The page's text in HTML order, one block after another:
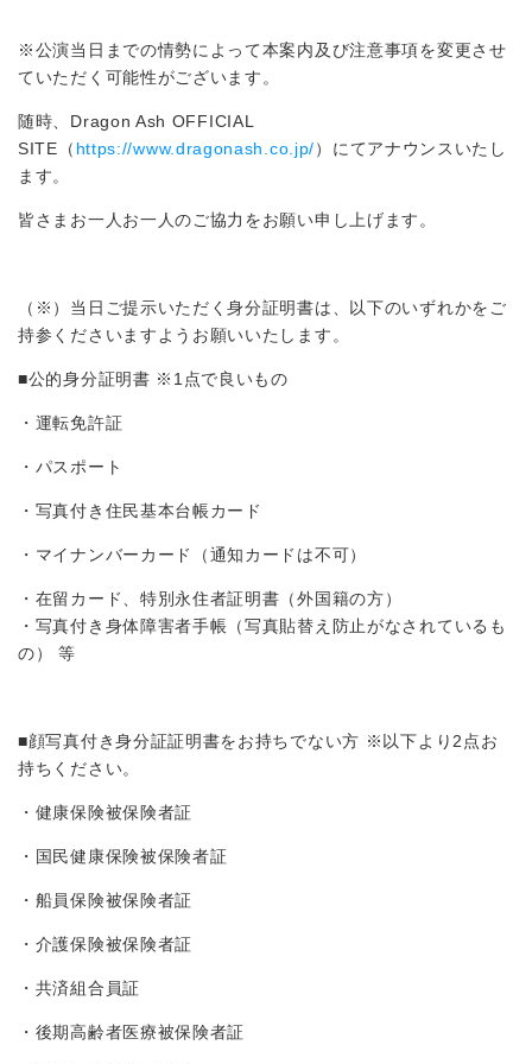
※公演当日までの情勢によって本案内及び注意事項を変更させ
ていただく可能性がございます。
随時、Dragon Ash OFFICIAL
SITE（ https://www.dragonash.co.jp/）にてアナウンスいたし
ます。
皆さまお一人お一人のご協力をお願い申し上げます。
（※）当日ご提示いただく身分証明書は、以下のいずれかをご
持参くださいますようお願いいたします。
■公的身分証明書 ※1点で良いもの
・運転免許証
・パスポート
・写真付き住民基本台帳カード
・マイナンバーカード（通知カードは不可）
・在留カード、特別永住者証明書（外国籍の方）
・写真付き身体障害者手帳（写真貼替え防止がなされているも
の） 等
■顔写真付き身分証証明書をお持ちでない方 ※以下より2点お
持ちください。
・健康保険被保険者証
・国民健康保険被保険者証
・船員保険被保険者証
・介護保険被保険者証
・共済組合員証
・後期高齢者医療被保険者証